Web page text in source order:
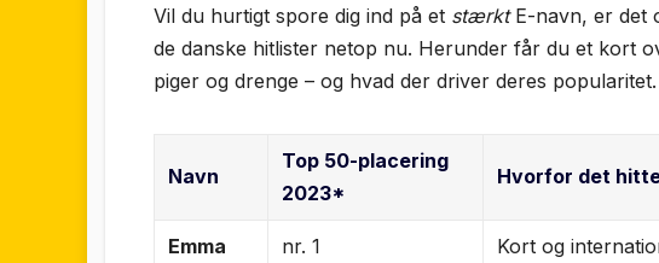
Vil du hurtigt spore dig ind på et stærktE-navn, er det
de danske hitlister netop nu. Herunder får du et kort
piger og drenge – og hvad der driver deres popularitet.
Navn
Top 50-placering
2023*
Hvorfor det
Emma nr. 1 Kort og